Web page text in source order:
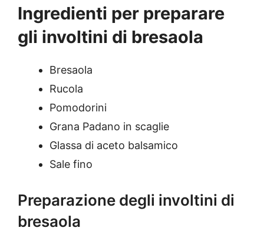
Ingredienti per preparare
gli involtini di bresaola
Bresaola
Rucola
Pomodorini
Grana Padano in scaglie
Glassa di aceto balsamico
Sale fino
Preparazione degli involtini di
bresaola